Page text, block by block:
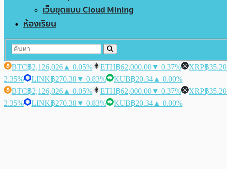
เว็บขุดแบบ Cloud Mining
ห้องเรียน
BTC฿2,126,026 ▲ 0.05% ETH฿62,000.00▼ 0.37% XRP฿35.20
2.35%
LINK฿270.38▼ 0.83% KUB฿20.34 ▲ 0.00%
BTC฿2,126,026 ▲ 0.05% ETH฿62,000.00▼ 0.37% XRP฿35.20
2.35%
LINK฿270.38▼ 0.83% KUB฿20.34 ▲ 0.00%